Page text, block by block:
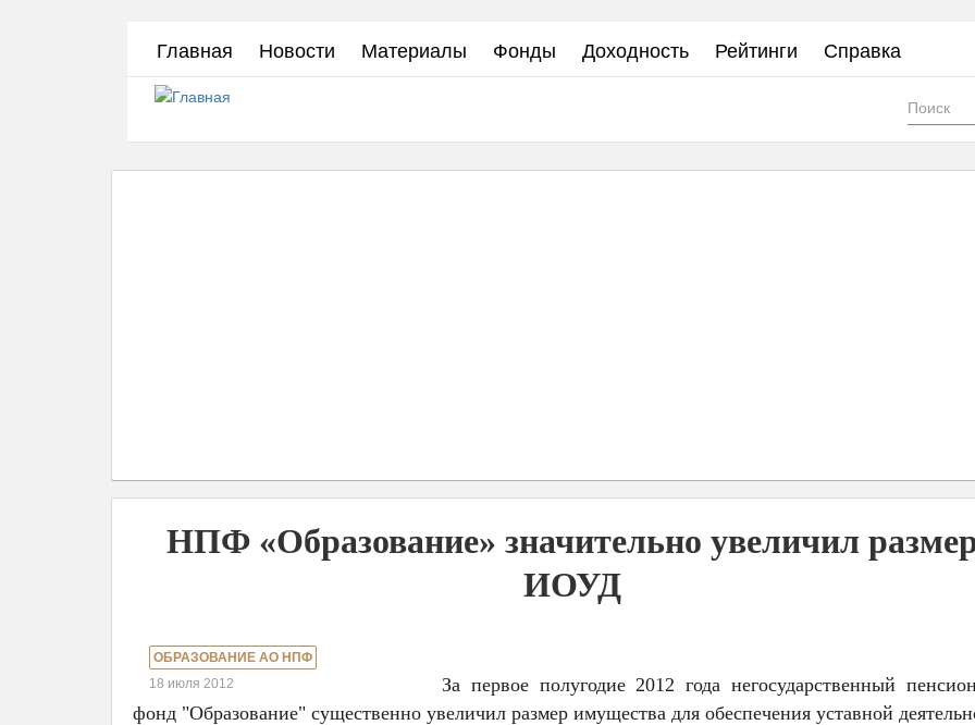
Главная Новости Материалы Фонды Доходность Рейтинги Справка
НПФ «Образование» значительно увеличил
ИОУД
ОБРАЗОВАНИЕ АО НПФ
18 июля 2012
За первое полугодие 2012 года негосударственный
фонд "Образование" существенно увеличил размер имущества для обеспечения уставной